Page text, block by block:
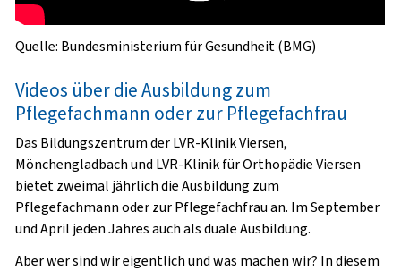
Quelle: Bundesministerium für Gesundheit (BMG)
Videos über die Ausbildung zum
Pflegefachmann oder zur Pflegefachfrau
Das Bildungszentrum der LVR-Klinik Viersen,
Mönchengladbach und LVR-Klinik für Orthopädie Viersen
bietet zweimal jährlich die Ausbildung zum
Pflegefachmann oder zur Pflegefachfrau an. Im September
und April jeden Jahres auch als duale Ausbildung.
Aber wer sind wir eigentlich und was machen wir? In diesem